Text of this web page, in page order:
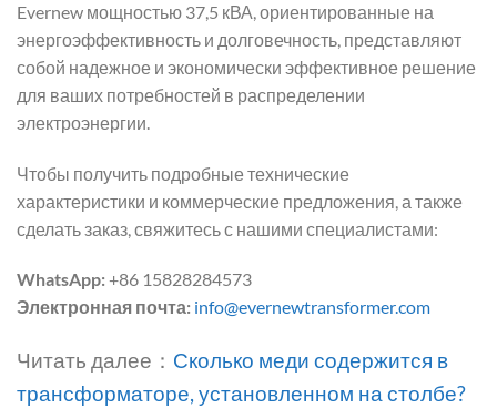
Evernew мощностью 37,5 кВА, ориентированные на
энергоэффективность и долговечность, представляют
собой надежное и экономически эффективное решение
для ваших потребностей в распределении
электроэнергии.
Чтобы получить подробные технические
характеристики и коммерческие предложения, а также
сделать заказ, свяжитесь с нашими специалистами:
WhatsApp:+86 15828284573
Электронная почта: info@evernewtransformer.com
Читать далее： Сколько меди содержится в
трансформаторе, установленном на столбе?